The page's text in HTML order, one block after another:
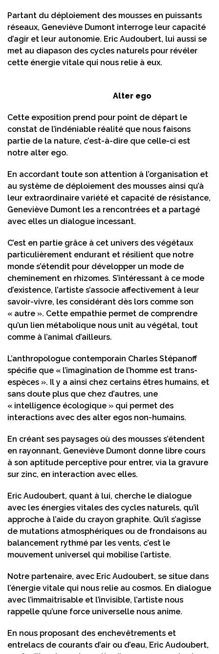
Partant du déploiement des mousses en puissants
réseaux, Geneviève Dumont interroge leur capacité
d’agir et leur autonomie. Eric Audoubert, lui aussi se
met au diapason des cycles naturels pour révéler
cette énergie vitale qui nous relie à eux.
Alter ego
Cette exposition prend pour point de départ le
constat de l’indéniable réalité que nous faisons
partie de la nature, c’est-à-dire que celle-ci est
notre alter ego.
En accordant toute son attention à l’organisation et
au système de déploiement des mousses ainsi qu’à
leur extraordinaire variété et capacité de résistance,
Geneviève Dumont les a rencontrées et a partagé
avec elles un dialogue incessant.
C’est en partie grâce à cet univers des végétaux
particulièrement endurant et résilient que notre
monde s’étendit pour développer un mode de
cheminement en rhizomes. S’intéressant à ce mode
d’existence, l’artiste s’associe affectivement à leur
savoir-vivre, les considérant dès lors comme son
« autre ». Cette empathie permet de comprendre
qu’un lien métabolique nous unit au végétal, tout
comme à l’animal d’ailleurs.
L’anthropologue contemporain Charles Stépanoff
spécifie que « l’imagination de l’homme est trans-
espèces ». Il y a ainsi chez certains êtres humains, et
sans doute plus que chez d’autres, une
« intelligence écologique » qui permet des
interactions avec des alter egos non-humains.
En créant ses paysages où des mousses s’étendent
en rayonnant, Geneviève Dumont donne libre cours
à son aptitude perceptive pour entrer, via la gravure
sur zinc, en interaction avec elles.
Eric Audoubert, quant à lui, cherche le dialogue
avec les énergies vitales des cycles naturels, qu’il
approche à l’aide du crayon graphite. Qu’il s’agisse
de mutations atmosphériques ou de frondaisons au
balancement rythmé par les vents, c’est le
mouvement universel qui mobilise l’artiste.
Notre partenaire, avec Eric Audoubert, se situe dans
l’énergie vitale qui nous relie au cosmos. En dialogue
avec l’immaitrisable et l’invisible, l’artiste nous
rappelle qu’une force universelle nous anime.
En nous proposant des enchevêtrements et
entrelacs de courants d’air ou d’eau, Eric Audoubert,